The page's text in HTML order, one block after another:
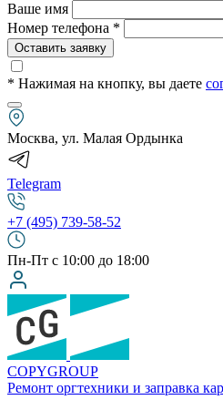
Ваше имя
Номер телефона *
Оставить заявку
* Нажимая на кнопку, вы даете
Москва, ул. Малая Ордынка
Telegram
+7 (495) 739-58-52
Пн-Пт с 10:00 до 18:00
COPYGROUP
Ремонт оргтехники и заправка